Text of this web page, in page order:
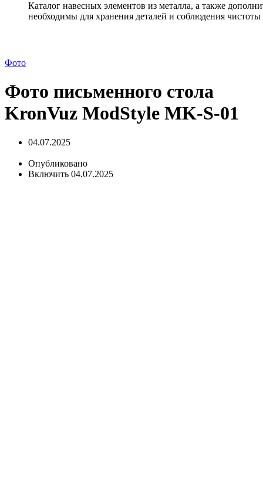
Каталог навесных элементов из металла, а также
необходимы для хранения деталей и соблюдения чистоты
Фото
Фото письменного стола
KronVuz ModStyle MK-S-01
04.07.2025
Опубликовано
Включить 04.07.2025